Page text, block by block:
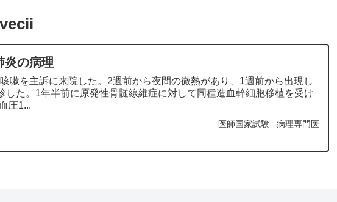
炎の病理
嗽を主訴に来院した。2週前から夜間の微熱があり、1週前から出現し
した。1年半前に原発性骨髄線維症に対して同種造血幹細胞移植を受け
圧1...
医師国家試験 病理専門医